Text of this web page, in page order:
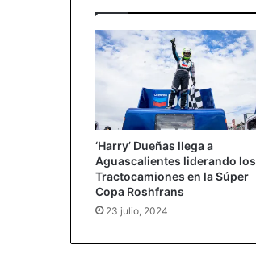
‘Harry’ Dueñas llega a
Aguascalientes liderando los
Tractocamiones en la Súper
Copa Roshfrans
23 julio, 2024